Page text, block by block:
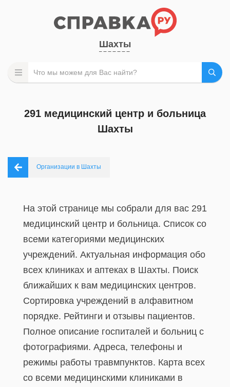
Шахты
291 медицинский центр и больница
Шахты
Организации в Шахты
На этой странице мы собрали для вас 291
медицинский центр и больница. Список со
всеми категориями медицинских
учреждений. Актуальная информация обо
всех клиниках и аптеках в Шахты. Поиск
ближайших к вам медицинских центров.
Сортировка учреждений в алфавитном
порядке. Рейтинги и отзывы пациентов.
Полное описание госпиталей и больниц с
фотографиями. Адреса, телефоны и
режимы работы травмпунктов. Карта всех
со всеми медицинскими клиниками в